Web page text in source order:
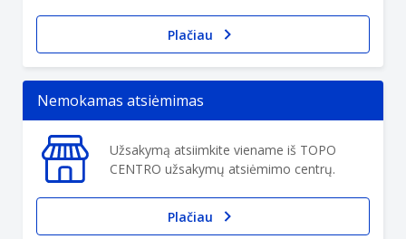
Plačiau
Nemokamas atsiėmimas
Užsakymą atsiimkite viename iš TOPO
CENTRO užsakymų atsiėmimo centrų.
Plačiau